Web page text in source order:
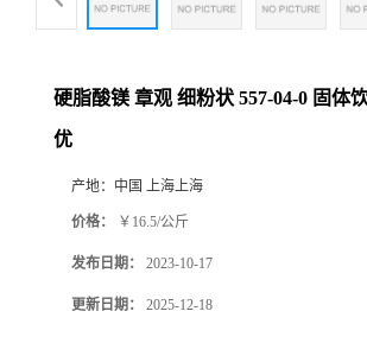
硬脂酸镁 章观 细粉状 557-04-0 固体
优
产地： 中国 上海上海
价格： ￥16.5/公斤
发布日期： 2023-10-17
更新日期： 2025-12-18